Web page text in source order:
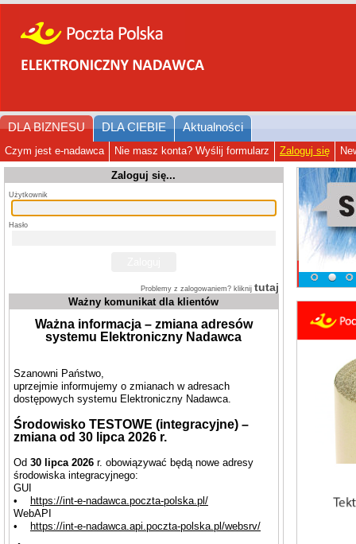
DLA BIZNESU DLA CIEBIE Aktualności
Czym jest e-nadawca Nie masz konta? Wyślij formularz Zaloguj się
Zaloguj się...
Użytkownik
Hasło
Problemy z zalogowaniem? kliknij tutaj
Ważny komunikat dla klientów
Ważna informacja – zmiana adresów
systemu Elektroniczny Nadawca
Szanowni Państwo,
uprzejmie informujemy o zmianach w adresach
dostępowych systemu Elektroniczny Nadawca.
Środowisko TESTOWE (integracyjne) –
zmiana od 30 lipca 2026 r.
Od 30 lipca 2026 r. obowiązywać będą nowe adresy
środowiska integracyjnego:
GUI
•
https://int-e-nadawca.poczta-polska.pl/
WebAPI
•
https://int-e-nadawca.api.poczta-polska.pl/websrv/